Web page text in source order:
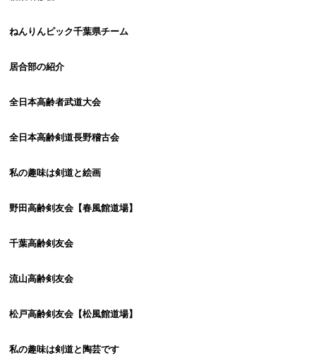
ねんりんピック千葉県チーム
居合部の紹介
全日本高齢者武道大会
全日本高齢剣道長野稽古会
私の趣味は剣道と絵画
野田高齢剣友会【春風館道場】
千葉高齢剣友会
流山高齢剣友会
松戸高齢剣友会【松風館道場】
私の趣味は剣道と陶芸です